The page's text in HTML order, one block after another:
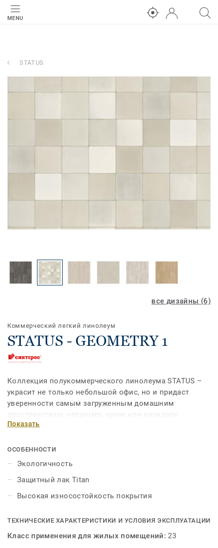
MENU
STATUS
все дизайны (6)
Коммерческий легкий линолеум
STATUS - GEOMETRY 1
Коллекция полукоммерческого линолеума STATUS –
украсит не только небольшой офис, но и придаст
уверенности самым загруженным домашним
пространствам, например, кухне или коридору.
Сочетание широкого выбора ширин и разнообразия
для различных интерьеров. STATUS – уверенность в
каждом шаге!
Показать
ОСОБЕННОСТИ
Экологичность
Защитный лак Titan
Высокая износостойкость покрытия
ТЕХНИЧЕСКИЕ ХАРАКТЕРИСТИКИ И УСЛОВИЯ ЭКСПЛУАТАЦИИ
Класс применения для жилых помещений:23